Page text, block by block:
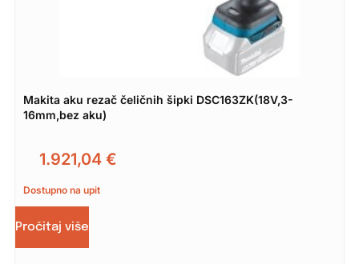
Makita aku rezač čeličnih šipki DSC163ZK(18V,3-
16mm,bez aku)
1.921,04 €
Dostupno na upit
Pročitaj više